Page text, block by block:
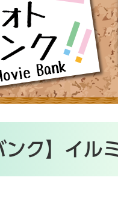
ンク】イル